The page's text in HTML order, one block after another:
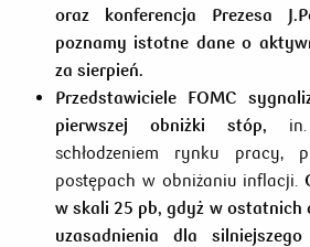
oraz konferencja Prezesa
poznamy istotne dane o
za sierpień.
Przedstawiciele FOMC
pierwszej obniżki stóp,
schłodzeniem rynku pracy,
postępach w obniżaniu inflacji.
w skali 25 pb, gdyż w ostatnich
uzasadnienia dla